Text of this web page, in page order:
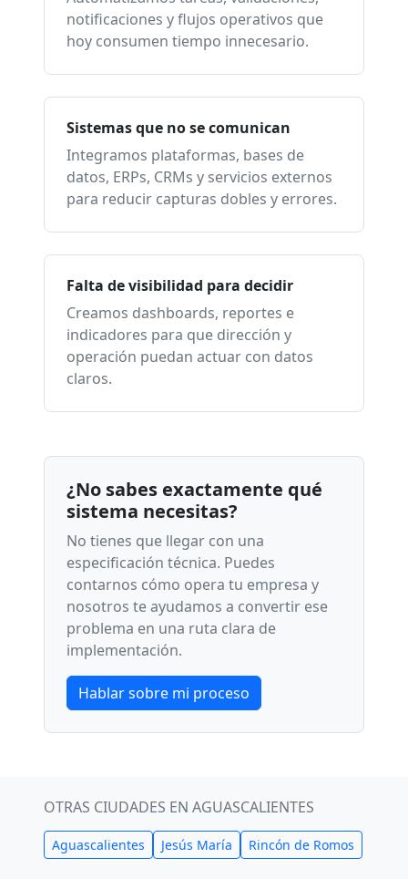
notificaciones y flujos operativos que
hoy consumen tiempo innecesario.
Sistemas que no se comunican
Integramos plataformas, bases de
datos, ERPs, CRMs y servicios externos
para reducir capturas dobles y errores.
Falta de visibilidad para decidir
Creamos dashboards, reportes e
indicadores para que dirección y
operación puedan actuar con datos
claros.
¿No sabes exactamente qué
sistema necesitas?
No tienes que llegar con una
especificación técnica. Puedes
contarnos cómo opera tu empresa y
nosotros te ayudamos a convertir ese
problema en una ruta clara de
implementación.
Hablar sobre mi proceso
OTRAS CIUDADES EN AGUASCALIENTES
Aguascalientes Jesús María Rincón de Romos